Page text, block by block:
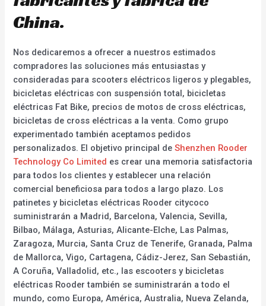
China.
Nos dedicaremos a ofrecer a nuestros estimados
compradores las soluciones más entusiastas y
consideradas para scooters eléctricos ligeros y plegables,
bicicletas eléctricas con suspensión total, bicicletas
eléctricas Fat Bike, precios de motos de cross eléctricas,
bicicletas de cross eléctricas a la venta. Como grupo
experimentado también aceptamos pedidos
personalizados. El objetivo principal deShenzhen Rooder
Technology Co Limited es crear una memoria satisfactoria
para todos los clientes y establecer una relación
comercial beneficiosa para todos a largo plazo. Los
patinetes y bicicletas eléctricas Rooder citycoco
suministrarán a Madrid, Barcelona, Valencia, Sevilla,
Bilbao, Málaga, Asturias, Alicante-Elche, Las Palmas,
Zaragoza, Murcia, Santa Cruz de Tenerife, Granada, Palma
de Mallorca, Vigo, Cartagena, Cádiz-Jerez, San Sebastián,
A Coruña, Valladolid, etc., las escooters y bicicletas
eléctricas Rooder también se suministrarán a todo el
mundo, como Europa, América, Australia, Nueva Zelanda,